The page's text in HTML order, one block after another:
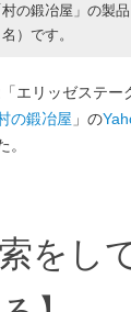
の鍛冶屋」の製
名）です。
エリッゼステー
の鍛冶屋 」の
。
索をし